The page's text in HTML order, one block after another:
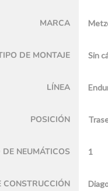
MARCA
DE MONTAJE Sin
LÍNEA
POSICIÓN
NEUMÁTICOS 1
CONSTRUCCIÓN